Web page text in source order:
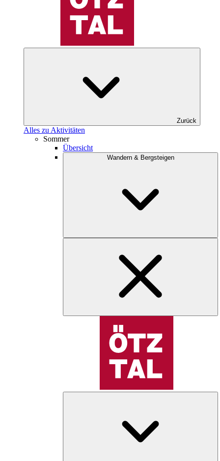
Zurück
Alles zu Aktivitäten
Sommer
Übersicht
Wandern & Bergsteigen